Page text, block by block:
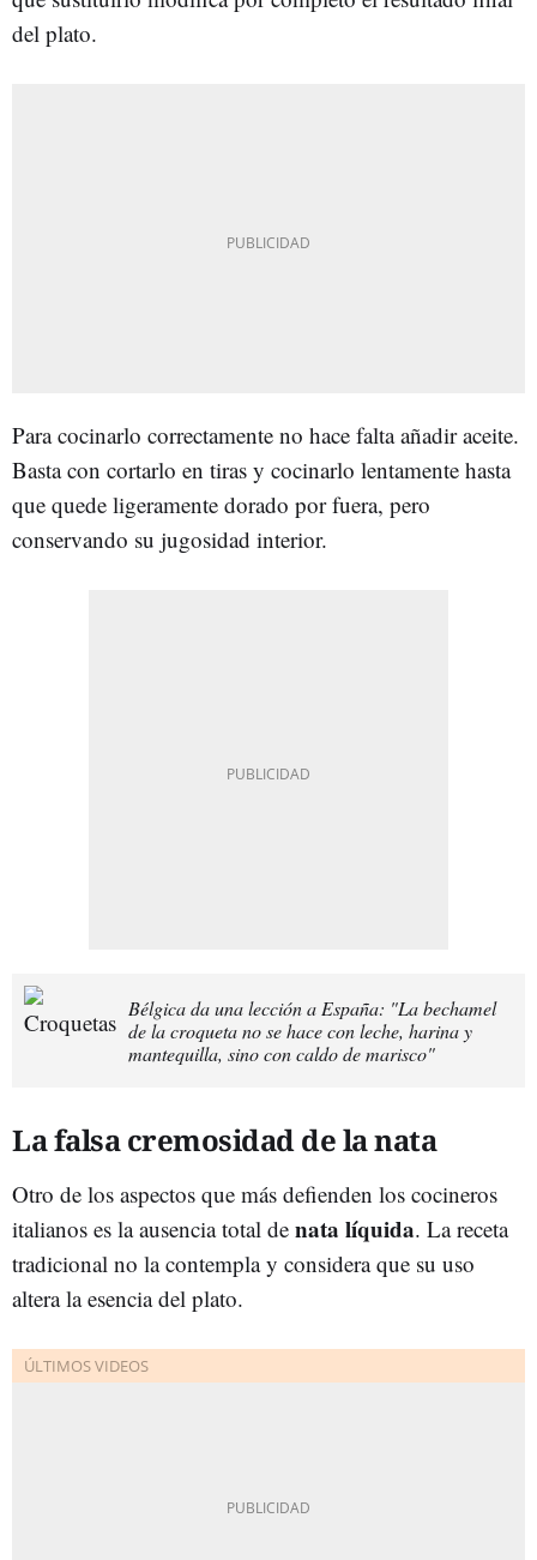
del plato.
Para cocinarlo correctamente no hace falta añadir aceite.
Basta con cortarlo en tiras y cocinarlo lentamente hasta
que quede ligeramente dorado por fuera, pero
conservando su jugosidad interior.
Bélgica da una lección a España: "La bechamel
de la croqueta no se hace con leche, harina y
mantequilla, sino con caldo de marisco"
La falsa cremosidad de la nata
Otro de los aspectos que más defienden los cocineros
italianos es la ausencia total de nata líquida. La receta
tradicional no la contempla y considera que su uso
altera la esencia del plato.